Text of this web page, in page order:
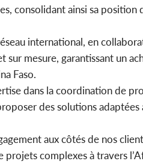
consolidant ainsi sa position
international, en
mesure, garantissant un
Faso.
dans la coordination de
des solutions adaptées
aux côtés de nos
complexes à travers